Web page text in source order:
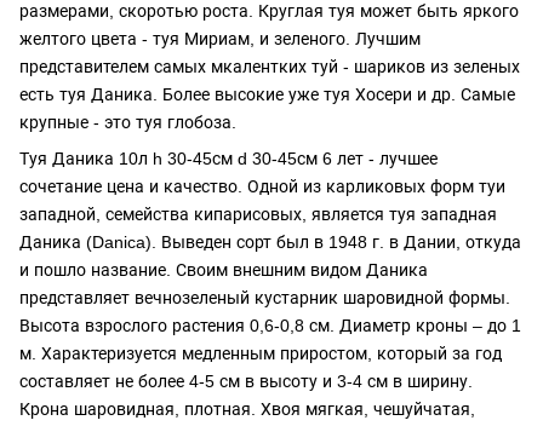
размерами, скоротью роста. Круглая туя может быть яркого
желтого цвета - туя Мириам, и зеленого. Лучшим
представителем самых мкалентких туй - шариков из зеленых
есть туя Даника. Более высокие уже туя Хосери и др. Самые
крупные - это туя глобоза.
Туя Даника 10л h 30-45см d 30-45см 6 лет - лучшее
сочетание цена и качество. Одной из карликовых форм туи
западной, семейства кипарисовых, является туя западная
Даника (Danica). Выведен сорт был в 1948 г. в Дании, откуда
и пошло название. Своим внешним видом Даника
представляет вечнозеленый кустарник шаровидной формы.
Высота взрослого растения 0,6-0,8 см. Диаметр кроны – до 1
м. Характеризуется медленным приростом, который за год
составляет не более 4-5 см в высоту и 3-4 см в ширину.
Крона шаровидная, плотная. Хвоя мягкая, чешуйчатая,